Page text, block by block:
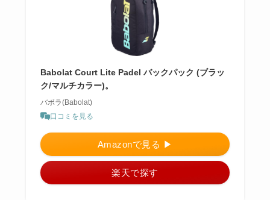
Babolat Court Lite Padel バックパック (ブラッ
ク/マルチカラー)。
バボラ(Babolat)
口コミを見る
Amazonで見る ▶︎
楽天で探す